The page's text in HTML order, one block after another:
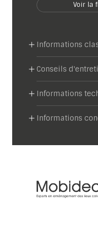
Voir la
Informations
Conseils
Informations
Informations